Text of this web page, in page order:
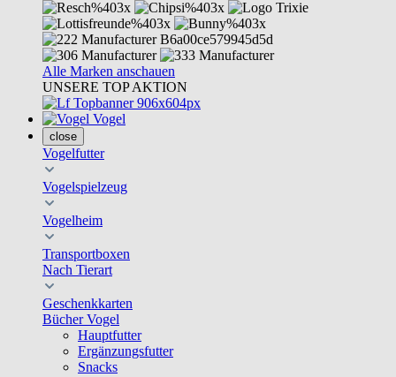
Alle Marken anschauen
UNSERE TOP AKTION
Vogel
close
Vogelfutter
Vogelspielzeug
Vogelheim
Transportboxen
Nach Tierart
Geschenkkarten
Bücher Vogel
Hauptfutter
Ergänzungsfutter
Snacks